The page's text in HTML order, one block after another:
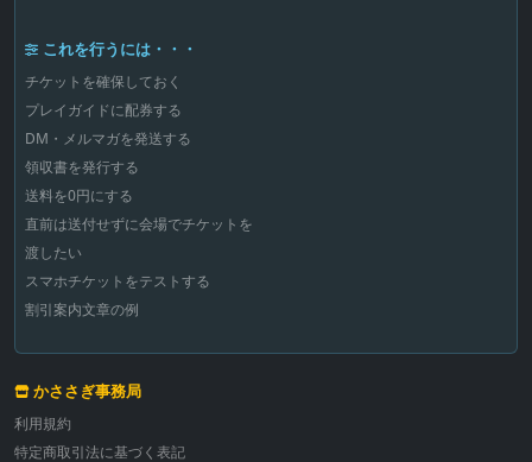
これを行うには・・・
チケットを確保しておく
プレイガイドに配券する
DM・メルマガを発送する
領収書を発行する
送料を0円にする
直前は送付せずに会場でチケットを
渡したい
スマホチケットをテストする
割引案内文章の例
かささぎ事務局
利用規約
特定商取引法に基づく表記